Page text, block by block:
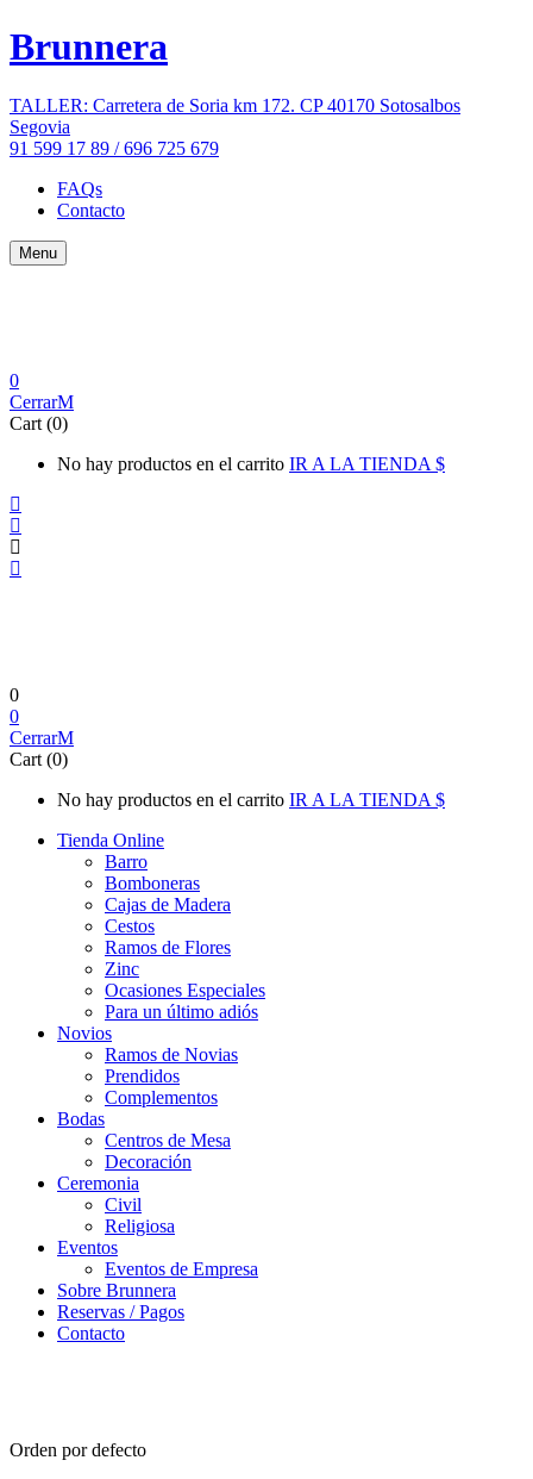
Brunnera
TALLER: Carretera de Soria km 172. CP 40170 Sotosalbos
Segovia
91 599 17 89 / 696 725 679
FAQs
Contacto
Menu
0
Cerrar
Cart (0)
No hay productos en el carrito IR A LA TIENDA
0
0
Cerrar
Cart (0)
No hay productos en el carrito IR A LA TIENDA
Tienda Online
Barro
Bomboneras
Cajas de Madera
Cestos
Ramos de Flores
Zinc
Ocasiones Especiales
Para un último adiós
Novios
Ramos de Novias
Prendidos
Complementos
Bodas
Centros de Mesa
Decoración
Ceremonia
Civil
Religiosa
Eventos
Eventos de Empresa
Sobre Brunnera
Reservas / Pagos
Contacto
Orden por defecto